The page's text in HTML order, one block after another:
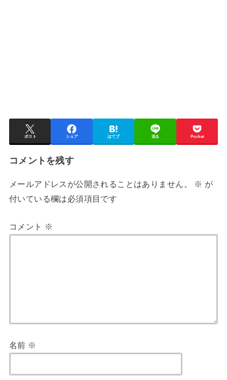
ポスト シェア はてブ 送る Pocket
コメントを残す
メールアドレスが公開されることはありません。 ※ が
付いている欄は必須項目です
コメント ※
名前 ※